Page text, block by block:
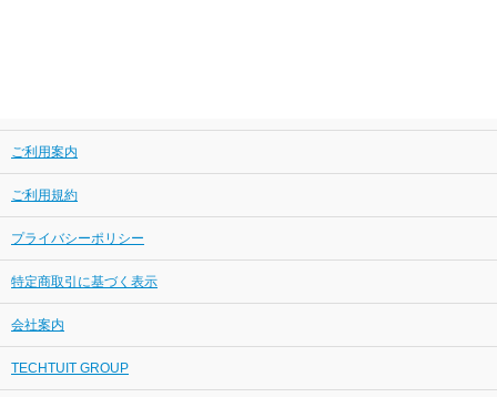
ご利用案内
ご利用規約
プライバシーポリシー
特定商取引に基づく表示
会社案内
TECHTUIT GROUP